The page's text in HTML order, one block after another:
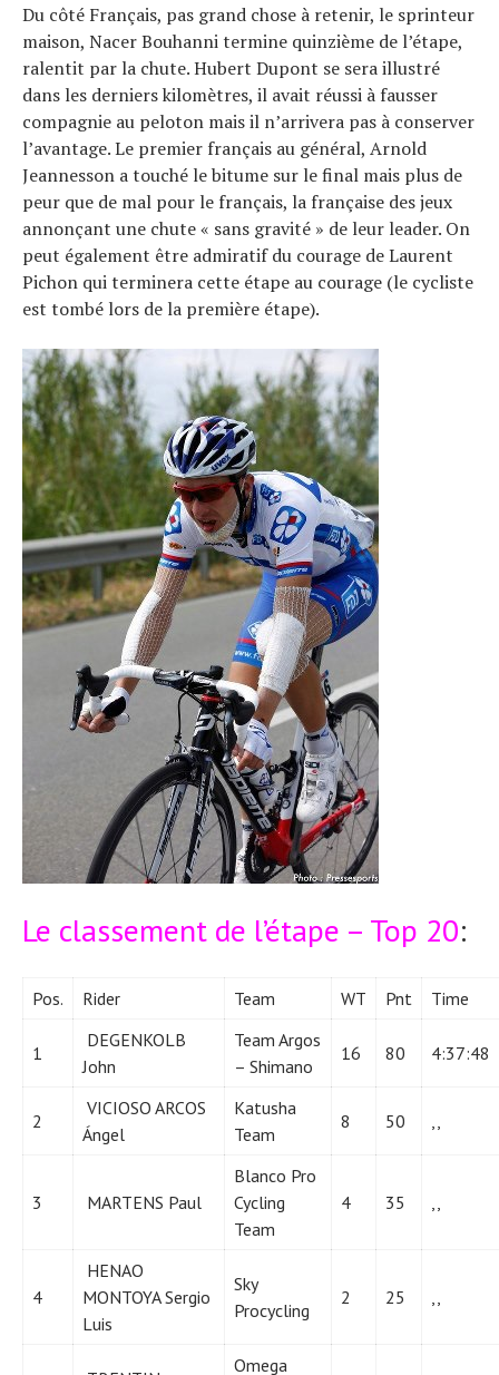
Du côté Français, pas grand chose à retenir, le sprinteur
maison, Nacer Bouhanni termine quinzième de l’étape,
ralentit par la chute. Hubert Dupont se sera illustré
dans les derniers kilomètres, il avait réussi à fausser
compagnie au peloton mais il n’arrivera pas à conserver
l’avantage. Le premier français au général, Arnold
Jeannesson a touché le bitume sur le final mais plus de
peur que de mal pour le français, la française des jeux
annonçant une chute « sans gravité » de leur leader. On
peut également être admiratif du courage de Laurent
Pichon qui terminera cette étape au courage (le cycliste
est tombé lors de la première étape).
Le classement de l’étape – Top 20:
Pos. Rider Team WT Pnt Time
1
DEGENKOLB
John
Team Argos
– Shimano
16 80 4:37:48
2
VICIOSO ARCOS
Ángel
Katusha
Team
8 50
3 MARTENS Paul
Blanco Pro
Cycling
Team
4 35
4
HENAO
MONTOYA Sergio
Luis
Sky
Procycling
2 25
Omega